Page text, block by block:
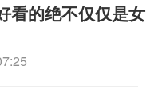
看的绝不仅仅是女